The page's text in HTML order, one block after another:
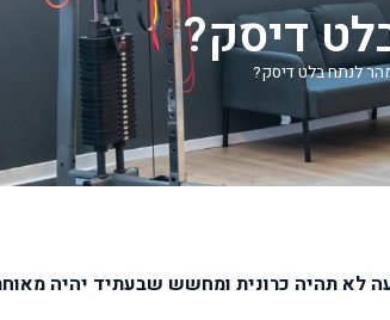
דיסק?
לנתח בלט דיסק?
לא תהיה כרונית ומחשש שבעתיד יהיה